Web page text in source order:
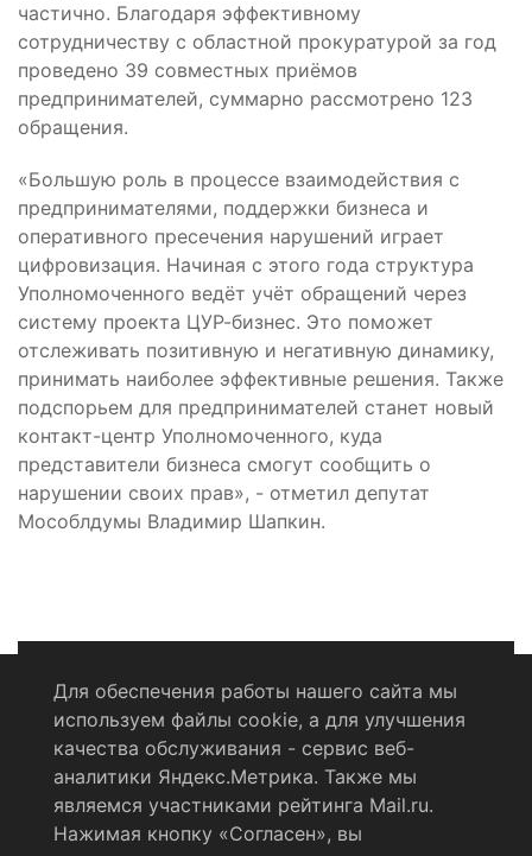
частично. Благодаря эффективному
сотрудничеству с областной прокуратурой за год
проведено 39 совместных приёмов
предпринимателей, суммарно рассмотрено 123
обращения.
«Большую роль в процессе взаимодействия с
предпринимателями, поддержки бизнеса и
оперативного пресечения нарушений играет
цифровизация. Начиная с этого года структура
Уполномоченного ведёт учёт обращений через
систему проекта ЦУР-бизнес. Это поможет
отслеживать позитивную и негативную динамику,
принимать наиболее эффективные решения. Также
подспорьем для предпринимателей станет новый
контакт-центр Уполномоченного, куда
представители бизнеса смогут сообщить о
нарушении своих прав», - отметил депутат
Мособлдумы Владимир Шапкин.
Политика конфиденциальности
Согласие на обработку персональных данных
RSS-лента
Для обеспечения работы нашего сайта мы
используем файлы cookie, а для улучшения
качества обслуживания - сервис веб-
аналитики Яндекс.Метрика. Также мы
являемся участниками рейтинга Mail.ru.
Нажимая кнопку «Согласен», вы